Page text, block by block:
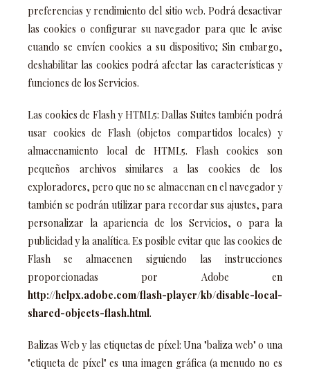
preferencias y rendimiento del sitio web. Podrá desactivar
las cookies o configurar su navegador para que le avise
cuando se envíen cookies a su dispositivo; Sin embargo,
deshabilitar las cookies podrá afectar las características y
funciones de los Servicios.
Las cookies de Flash y HTML5: Dallas Suites también podrá
usar cookies de Flash (objetos compartidos locales) y
almacenamiento local de HTML5. Flash cookies son
pequeños archivos similares a las cookies de los
exploradores, pero que no se almacenan en el navegador y
también se podrán utilizar para recordar sus ajustes, para
personalizar la apariencia de los Servicios, o para la
publicidad y la analítica. Es posible evitar que las cookies de
Flash se almacenen siguiendo las instrucciones
proporcionadas por Adobe en
http://helpx.adobe.com/flash-player/kb/disable-local-
shared-objects-flash.html.
Balizas Web y las etiquetas de píxel: Una "baliza web" o una
"etiqueta de píxel" es una imagen gráfica (a menudo no es